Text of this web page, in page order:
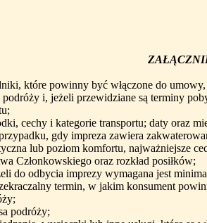
które powinny być włączone do
podróży i, jeżeli przewidziane są terminy
cechy i kategorie transportu; daty oraz
gdy impreza zawiera
lub poziom komfortu, najważniejsze
Członkowskiego oraz rozkład posiłków;
do odbycia imprezy wymagana jest
termin, w jakim konsument
podróży;